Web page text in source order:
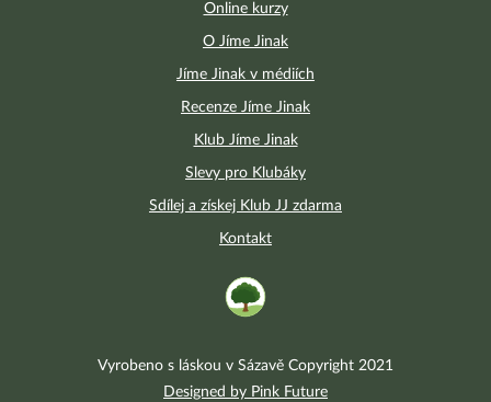
Online kurzy
O Jíme Jinak
Jíme Jinak v médiích
Recenze Jíme Jinak
Klub Jíme Jinak
Slevy pro Klubáky
Sdílej a získej Klub JJ zdarma
Kontakt
Vyrobeno s láskou v Sázavě Copyright 2021
Designed by Pink Future